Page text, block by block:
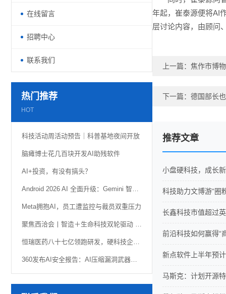
在线留言
招聘中心
联系我们
热门推荐
HOT
科技活动周活动预告｜科普基地夜间开放
脑瘫博士花几百块开发AI助残软件
AI+投资，有没有搞头？
Android 2026 AI 全面升级：Gemini 智能体自动化、AI 小组件功能详解
Meta拥抱AI，员工遭监控与裁员双重压力
聚焦西洽会丨智造＋生命科技双轮驱动 璧山携“硬核科技”亮相
恒瑞医药八十七亿领跑研发，硬科技企业“重金”换未来
360发布AI安全报告：AI压缩漏洞武器化窗口，网络空间主动权竞争加速
年起，崔泰源便将AI
层讨论内容，由顾问
上一篇： 焦作市博
下一篇： 德国部长
推荐文章
小盘硬科技，成长
科技助力文博游“圈
长鑫科技市值超过
前沿科技如何赢得“
新点软件上半年预
马斯克：计划开源